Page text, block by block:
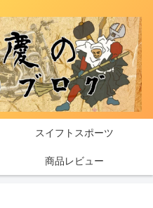
スイフトスポーツ
商品レビュー